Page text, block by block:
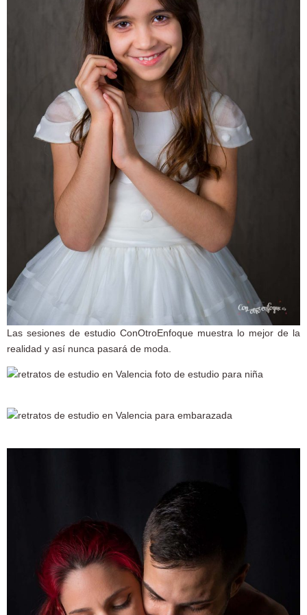
Las sesiones de estudio ConOtroEnfoque muestra lo mejor de la
realidad y así nunca pasará de moda.